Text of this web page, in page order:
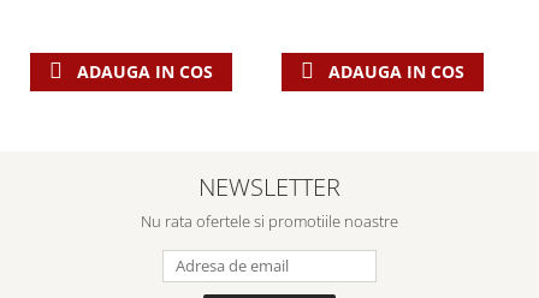
ADAUGA IN COS ADAUGA IN COS
NEWSLETTER
Nu rata ofertele si promotiile noastre